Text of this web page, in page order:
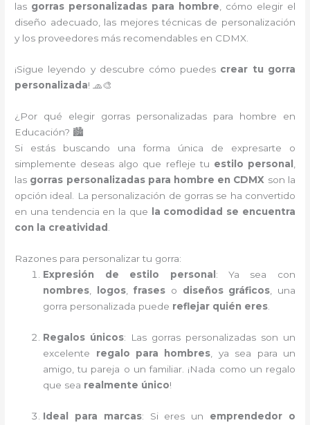
las gorras personalizadas para hombre , cómo elegir el
diseño adecuado, las mejores técnicas de personalización
y los proveedores más recomendables en CDMX.
¡Sigue leyendo y descubre cómo puedes crear tu gorra
personalizada! 🧢🎨
¿Por qué elegir gorras personalizadas para hombre en
Educación? 🏙️
Si estás buscando una forma única de expresarte o
simplemente deseas algo que refleje tu estilo personal
las gorras personalizadas para hombre en CDMX son la
opción ideal. La personalización de gorras se ha convertido
en una tendencia en la que
la comodidad se encuentra
con la creatividad
Razones para personalizar tu gorra:
Expresión de estilo personal : Ya sea con
nombres
logos, frases o diseños gráficos , una
gorra personalizada puede reflejar quién eres
Regalos únicos: Las gorras personalizadas son un
excelente regalo para hombres , ya sea para un
amigo, tu pareja o un familiar. ¡Nada como un regalo
que sea realmente único!
Ideal para marcas: Si eres un emprendedor o